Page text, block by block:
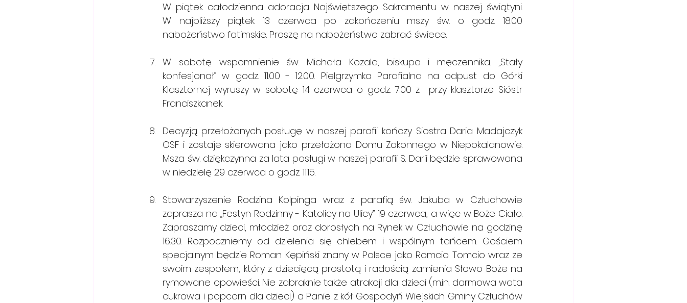
W piątek całodzienna adoracja Najświętszego Sakramentu w naszej świątyni.
W najbliższy piątek 13 czerwca po zakończeniu mszy św. o godz. 18.00
nabożeństwo fatimskie. Proszę na nabożeństwo zabrać świece.
W sobotę wspomnienie św. Michała Kozala, biskupa i męczennika. „Stały
konfesjonał” w godz. 11.00 - 12.00. Pielgrzymka Parafialna na odpust do Górki
Klasztornej wyruszy w sobotę 14 czerwca o godz. 7.00 z  przy klasztorze Sióstr
Franciszkanek.
Decyzją przełożonych posługę w naszej parafii kończy Siostra Daria Madajczyk
OSF i zostaje skierowana jako przełożona Domu Zakonnego w Niepokalanowie.
Msza św. dziękczynna za lata posługi w naszej parafii S. Darii będzie sprawowana
w niedzielę 29 czerwca o godz. 11.15.
Stowarzyszenie Rodzina Kolpinga wraz z parafią św. Jakuba w Człuchowie
zaprasza na „Festyn Rodzinny - Katolicy na Ulicy” 19 czerwca, a więc w Boże Ciało.
Zapraszamy dzieci, młodzież oraz dorosłych na Rynek w Człuchowie na godzinę
16.30. Rozpoczniemy od dzielenia się chlebem i wspólnym tańcem. Gościem
specjalnym będzie Roman Kępiński znany w Polsce jako Romcio Tomcio wraz ze
swoim zespołem, który z dziecięcą prostotą i radością zamienia Słowo Boże na
rymowane opowieści. Nie zabraknie także atrakcji dla dzieci (m.in. darmowa wata
cukrowa i popcorn dla dzieci) a Panie z kół Gospodyń Wiejskich Gminy Człuchów